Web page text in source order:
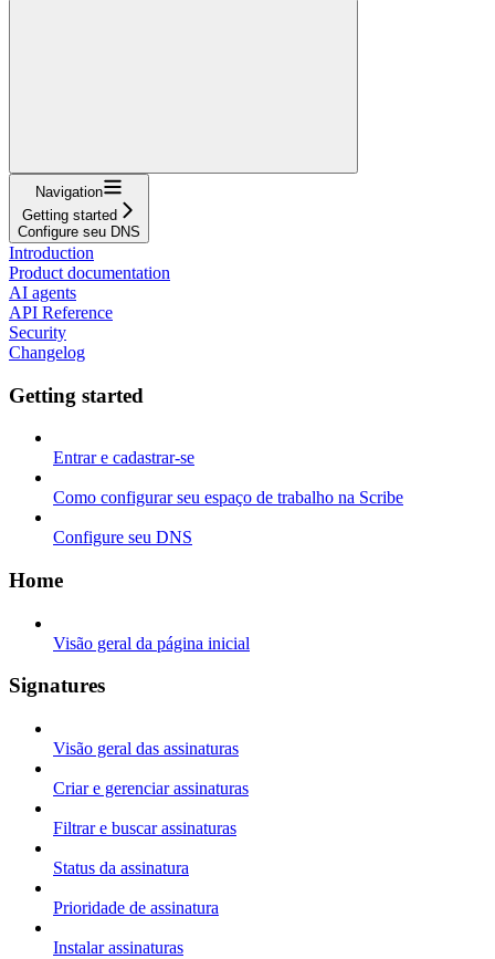
Navigation
Getting started
Configure seu DNS
Introduction
Product documentation
AI agents
API Reference
Security
Changelog
Getting started
Entrar e cadastrar-se
Como configurar seu espaço de trabalho na Scribe
Configure seu DNS
Home
Visão geral da página inicial
Signatures
Visão geral das assinaturas
Criar e gerenciar assinaturas
Filtrar e buscar assinaturas
Status da assinatura
Prioridade de assinatura
Instalar assinaturas